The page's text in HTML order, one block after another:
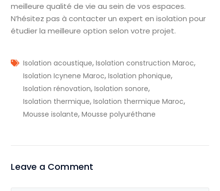
meilleure qualité de vie au sein de vos espaces.
N’hésitez pas à contacter un expert en isolation pour
étudier la meilleure option selon votre projet.
Isolation acoustique,Isolation construction Maroc,
Isolation Icynene Maroc,Isolation phonique,
Isolation rénovation,Isolation sonore,
Isolation thermique,Isolation thermique Maroc,
Mousse isolante,Mousse polyuréthane
Leave a Comment